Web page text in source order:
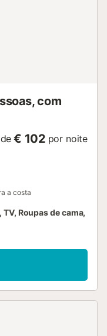
com
€ 102 por noite
a costa
Roupas de cama,